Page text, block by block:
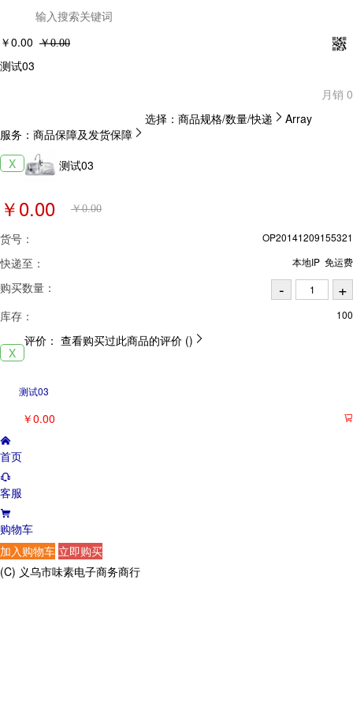
￥0.00 ￥0.00
测试03
月销 0

服务： 商品保障及发货保障

选择： 商品规格/数量/快递 Array
X 测试03
￥0.00 ￥0.00
货号： OP20141209155321
快递至： 本地IP 免运费
购买数量：
库存：
100
X

评价： 查看购买过此商品的评价 ()
测试03

￥0.00
首页
客服
购物车
(C) 义乌市味素电子商务商行